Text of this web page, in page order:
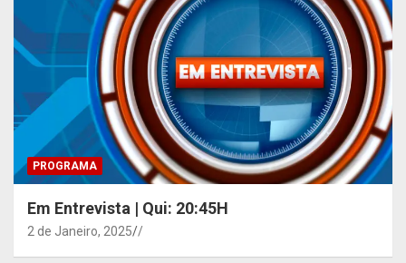
PROGRAMA
Em Entrevista | Qui: 20:45H
2 de Janeiro, 2025 /